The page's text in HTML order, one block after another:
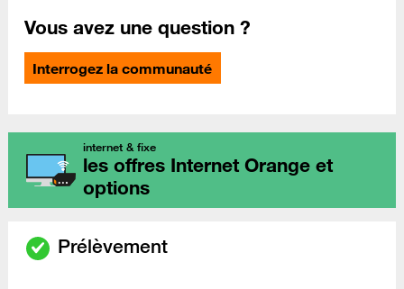
Vous avez une question ?
Interrogez la communauté
internet & fixe
les offres Internet Orange et
options
Prélèvement